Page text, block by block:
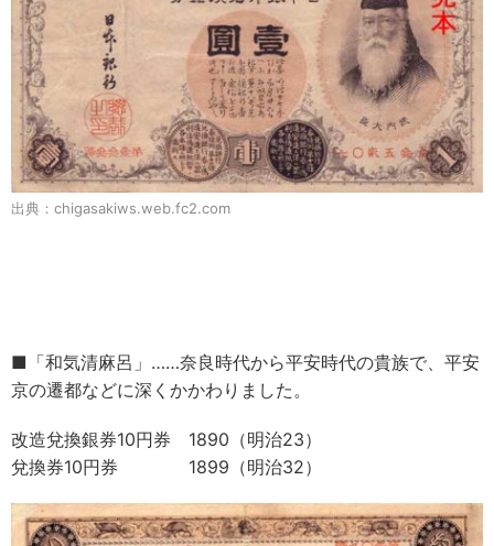
出典：chigasakiws.web.fc2.com
■「和気清麻呂」……奈良時代から平安時代の貴族で、平安
京の遷都などに深くかかわりました。
改造兌換銀券10円券 1890（明治23）
兌換券10円券 1899（明治32）